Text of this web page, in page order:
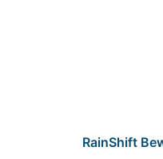
RainShift